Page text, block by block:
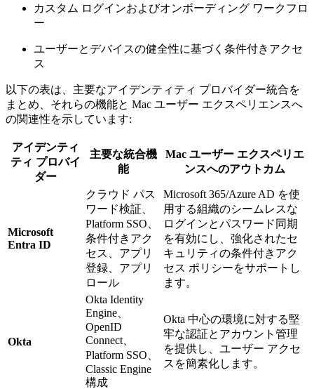
カスタム ログインおよびオンボーディング ワークフロ
ー
ユーザーとデバイスの健全性に基づく条件付きアクセ
ス
以下の表は、主要なアイデンティティ プロバイダー統合を
まとめ、それらの機能と Mac ユーザー エクスペリエンスへ
の関連性を示しています:
アイデンティ
ティ プロバイ
ダー
主要な統合機
能
Mac ユーザー エクスペリエ
ンスへのアウトカム
Microsoft
Entra ID
クラウド パス
ワード検証、
Platform SSO、
条件付きアク
セス、アプリ
登録、アプリ
ロール
Microsoft 365/Azure AD を使
用する組織のシームレスな
ログインとパスワード同期
を有効にし、強化されたセ
キュリティの条件付きアク
セス ポリシーをサポートし
ます。
Okta
Okta Identity
Engine、
OpenID
Connect、
Platform SSO、
Classic Engine
構成
Okta 中心の環境に対する堅
牢な認証とアカウント管理
を提供し、ユーザー アクセ
スを簡素化します。